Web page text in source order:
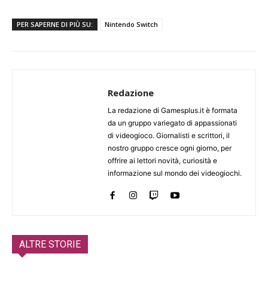
PER SAPERNE DI PIÙ SU: Nintendo Switch
Redazione
La redazione di Gamesplus.it è formata
da un gruppo variegato di appassionati
di videogioco. Giornalisti e scrittori, il
nostro gruppo cresce ogni giorno, per
offrire ai lettori novità, curiosità e
informazione sul mondo dei videogiochi.
ALTRE STORIE